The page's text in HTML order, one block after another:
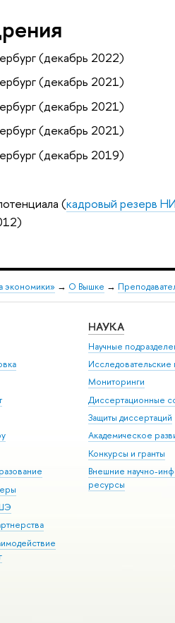
(декабрь 2022)
(декабрь 2021)
(декабрь 2021)
(декабрь 2021)
(декабрь 2019)
(кадровый резерв
экономики» → О Вышке →
НАУКА
Научные
Исследовательские
Мониторинги
Диссертационные
Защиты диссертаций
Академическое
Конкурсы и гранты
Внешние научно-
ресурсы